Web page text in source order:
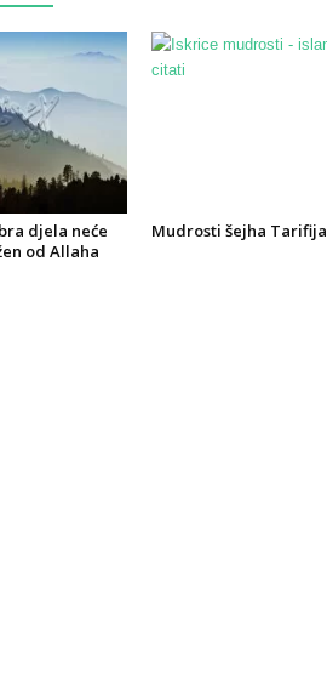
djela neće
od Allaha
Mudrosti šejha Tarifija